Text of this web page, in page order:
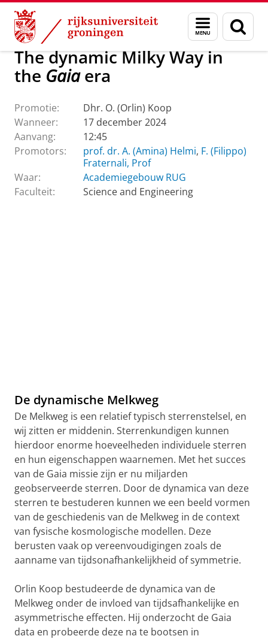
Skip
Content
Skip
Navigation
Menu
en
zoeken
Over ons Actueel Evenementen Promoties
The dynamic Milky Way in
the Gaiaera
Promotie:
Dhr. O. (Orlin) Koop
Wanneer:
17 december 2024
Aanvang:
12:45
Promotors:
prof. dr. A. (Amina) Helmi, F. (Filippo)
Fraternali, Prof
Waar:
Academiegebouw RUG
Faculteit:
Science and Engineering
De dynamische Melkweg
De Melkweg is een relatief typisch sterrenstelsel, en
wij zitten er middenin. Sterrenkundigen kunnen
hierdoor enorme hoeveelheden individuele sterren
en hun eigenschappen waarnemen. Met het succes
van de Gaia missie zijn er nu miljarden
geobserveerde sterren. Door de dynamica van deze
sterren te bestuderen kunnen we een beeld vormen
van de geschiedenis van de Melkweg in de context
van fysische kosmologische modellen. Deze
berusten vaak op vereenvoudigingen zoals de
aanname van tijdsonafhankelijkheid of symmetrie.
Orlin Koop bestudeerde de dynamica van de
Melkweg onder de invloed van tijdsafhankelijke en
asymmetrische effecten. Hij onderzocht de Gaia
data en probeerde deze na te bootsen in